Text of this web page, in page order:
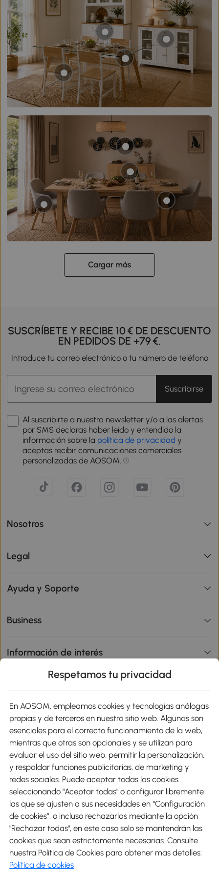
Cargar más
SUSCRÍBETE Y RECIBE 10 € DE DESCUENTO
EN PEDIDOS DE +79 €.
Introduce tu correo electrónico o tu número de teléfono
Suscribirse
Al suscribirte a nuestra newsletter y/o a las alertas
por SMS declaras haber leído y entendido la
información sobre la política de privacidad y
aceptas recibir comunicaciones comerciales
personalizadas de AOSOM.
Nosotros
Legal
Ayuda y Soporte
Business
Información de interés
Métodos de Pago
Envíos
Descargar Aosom App
Google Play
Respetamos tu privacidad
En AOSOM, empleamos cookies y tecnologías análogas
propias y de terceros en nuestro sitio web. Algunas son
esenciales para el correcto funcionamiento de la web,
mientras que otras son opcionales y se utilizan para
evaluar el uso del sitio web, permitir la personalización,
y respaldar funciones publicitarias, de marketing y
redes sociales. Puede aceptar todas las cookies
seleccionando "Aceptar todas" o configurar libremente
las que se ajusten a sus necesidades en “Configuración
de cookies”, o incluso rechazarlas mediante la opción
"Rechazar todas", en este caso solo se mantendrán las
cookies que sean estrictamente necesarias. Consulte
nuestra Política de Cookies para obtener más detalles:
Política de cookies